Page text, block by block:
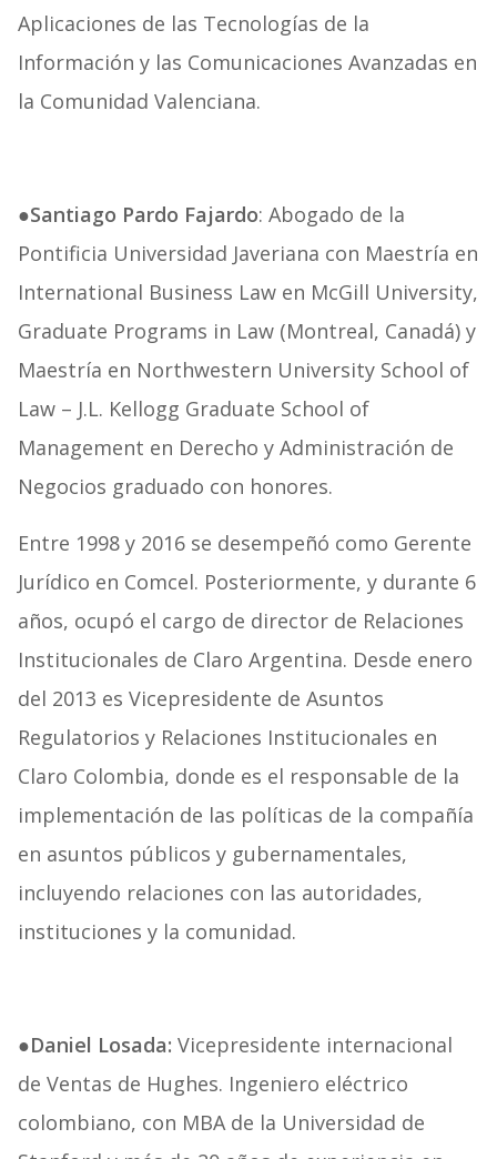
Aplicaciones de las Tecnologías de la
Información y las Comunicaciones Avanzadas en
la Comunidad Valenciana.
●Santiago Pardo Fajardo: Abogado de la
Pontificia Universidad Javeriana con Maestría en
International Business Law en McGill University,
Graduate Programs in Law (Montreal, Canadá) y
Maestría en Northwestern University School of
Law – J.L. Kellogg Graduate School of
Management en Derecho y Administración de
Negocios graduado con honores.
Entre 1998 y 2016 se desempeñó como Gerente
Jurídico en Comcel. Posteriormente, y durante 6
años, ocupó el cargo de director de Relaciones
Institucionales de Claro Argentina. Desde enero
del 2013 es Vicepresidente de Asuntos
Regulatorios y Relaciones Institucionales en
Claro Colombia, donde es el responsable de la
implementación de las políticas de la compañía
en asuntos públicos y gubernamentales,
incluyendo relaciones con las autoridades,
instituciones y la comunidad.
●Daniel Losada: Vicepresidente internacional
de Ventas de Hughes. Ingeniero eléctrico
colombiano, con MBA de la Universidad de